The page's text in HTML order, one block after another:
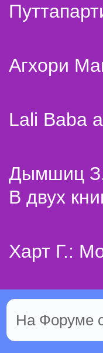
Агхори
Lali Baba
Дымшиц З.
В двух
Харт Г.:
На Форуме